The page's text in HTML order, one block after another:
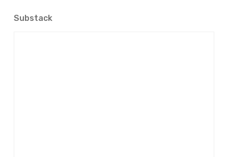
Substack